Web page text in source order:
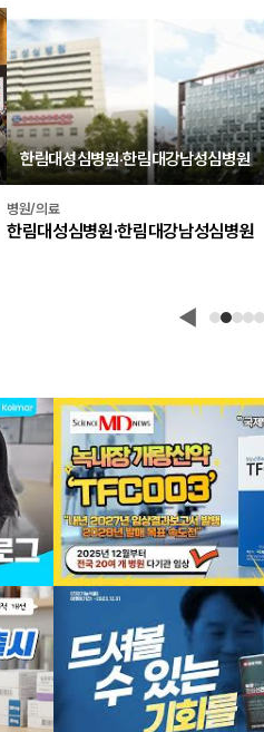
한림대성심병원·한림대강남성심병원
병원/의료
한림대성심병원·한림대강남성심병원
◀